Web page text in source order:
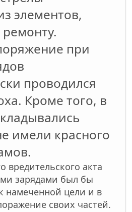
элементов,
при
проводился
Кроме того, в
имели красного
вредительского акта
зарядами был бы
намеченной цели и в
своих частей.